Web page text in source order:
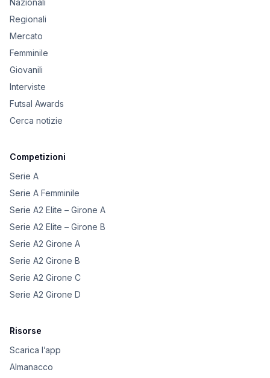
Nazionali
Regionali
Mercato
Femminile
Giovanili
Interviste
Futsal Awards
Cerca notizie
Competizioni
Serie A
Serie A Femminile
Serie A2 Elite – Girone A
Serie A2 Elite – Girone B
Serie A2 Girone A
Serie A2 Girone B
Serie A2 Girone C
Serie A2 Girone D
Risorse
Scarica l’app
Almanacco